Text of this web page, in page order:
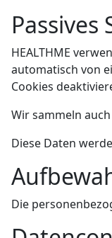
HEALTHME
automatisch von
Cookies
Wir sammeln
Diese Daten
Die